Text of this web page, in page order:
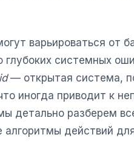
варьироваться от
глубоких системных
— открытая система,
иногда приводит к
детально разберем
действий